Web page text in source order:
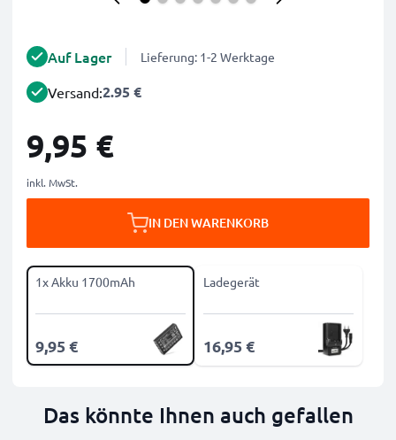
Auf Lager Lieferung: 1-2 Werktage
Versand:2.95 €
9,95 €
inkl. MwSt.
IN DEN WARENKORB
1x Akku 1700mAh
9,95 €
Ladegerät
16,95 €
Das könnte Ihnen auch gefallen